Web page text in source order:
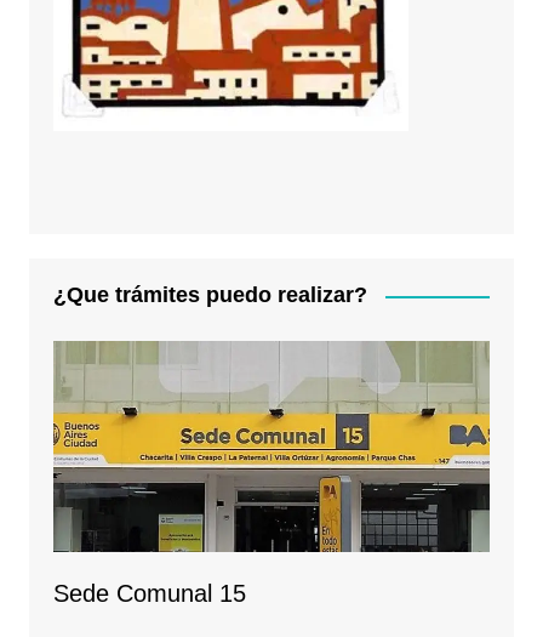
¿Que trámites puedo realizar?
Sede Comunal 15